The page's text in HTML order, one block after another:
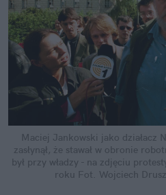
Maciej Jankowski jako działacz
zasłynął, że stawał w obronie
był przy władzy - na zdjęciu
roku Fot. Wojciech